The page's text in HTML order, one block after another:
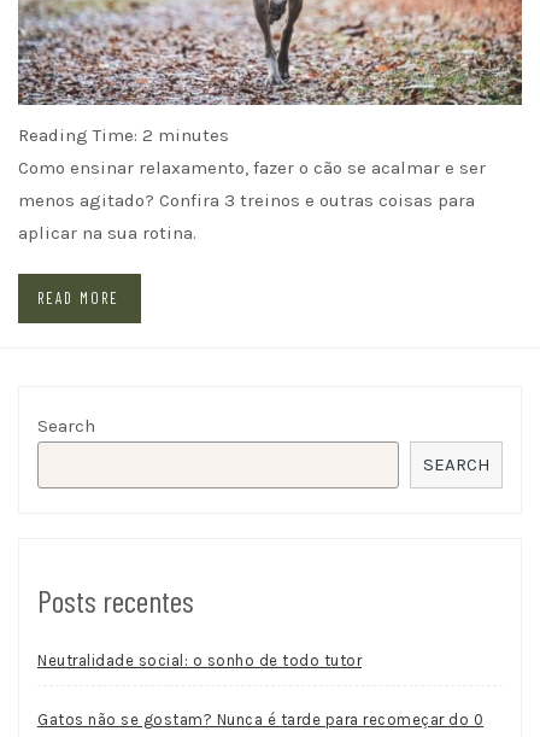
Reading Time: 2 minutes
Como ensinar relaxamento, fazer o cão se acalmar e ser
menos agitado? Confira 3 treinos e outras coisas para
aplicar na sua rotina.
READ MORE
Search
SEARCH
Posts recentes
Neutralidade social: o sonho de todo tutor
Gatos não se gostam? Nunca é tarde para recomeçar do 0